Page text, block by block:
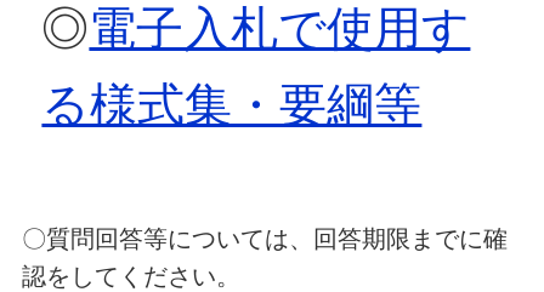
◎電子入札で使用す
る様式集・要綱等
〇質問回答等については、回答期限までに確
認をしてください。